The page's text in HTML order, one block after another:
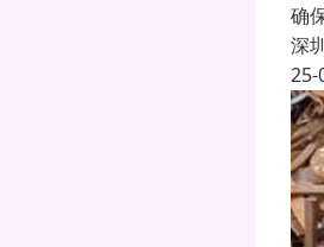
确
深
25-